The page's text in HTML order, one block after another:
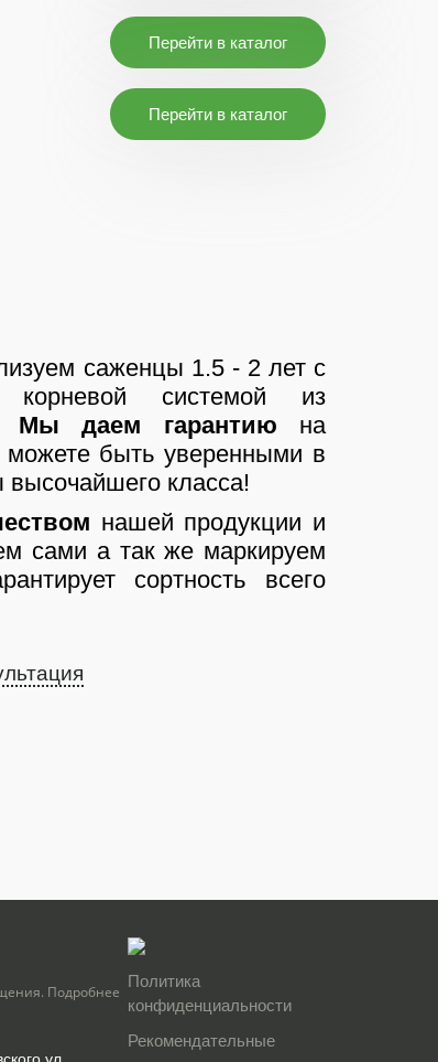
Перейти в каталог
Перейти в каталог
саженцы 1.5 - 2 лет с
системой из
Мы даем гарантию на
быть уверенными в
класса!
нашей продукции и
сами а так же маркируем
сортность всего
Подробнее
Политика
конфиденциальности
Рекомендательные